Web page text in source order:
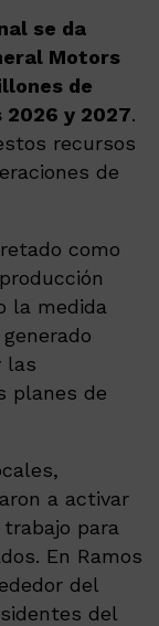
se da
Motors
de
2026 y 2027.
recursos
de
como
la medida
las
planes de
a activar
para
En Ramos
del
del